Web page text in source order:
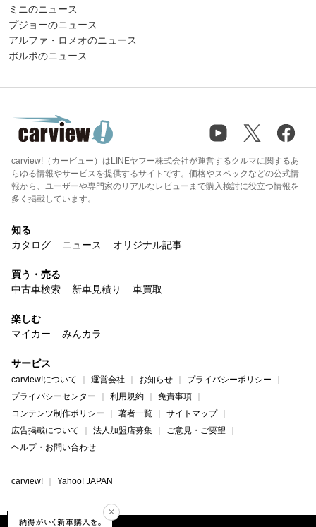
ミニのニュース
プジョーのニュース
アルファ・ロメオのニュース
ボルボのニュース
carview!（カービュー）はLINEヤフー株式会社が運営するクルマに関するあ
らゆる情報やサービスを提供するサイトです。価格やスペックなどの公式情
報から、ユーザーや専門家のリアルなレビューまで購入検討に役立つ情報を
多く掲載しています。
知る
カタログ
ニュース オリジナル記事
買う・売る
中古車検索
新車見積り 車買取
楽しむ
マイカー
みんカラ
サービス
carview!について 運営会社 お知らせ
プライバシーポリシー
プライバシーセンター
利用規約
免責事項
コンテンツ制作ポリシー
著者一覧
サイトマップ
広告掲載について
法人加盟店募集
ご意見・ご要望
ヘルプ・お問い合わせ
carview! Yahoo! JAPAN